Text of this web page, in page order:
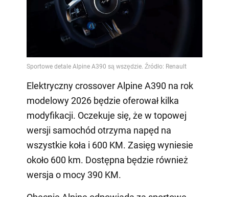
Elektryczny crossover Alpine A390 na rok
modelowy 2026 będzie oferował kilka
modyfikacji. Oczekuje się, że w topowej
wersji samochód otrzyma napęd na
wszystkie koła i 600 KM. Zasięg wyniesie
około 600 km. Dostępna będzie również
wersja o mocy 390 KM.